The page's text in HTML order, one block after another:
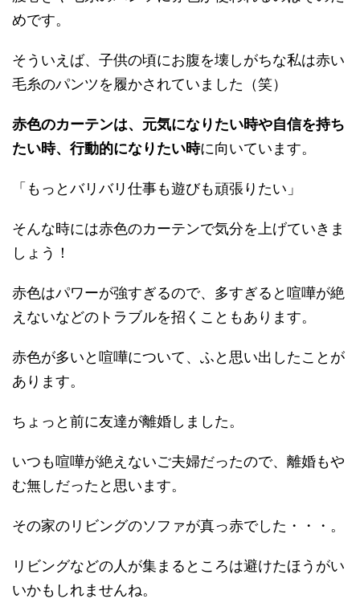
めです。
そういえば、子供の頃にお腹を壊しがちな私は赤い
毛糸のパンツを履かされていました（笑）
赤色のカーテンは、元気になりたい時や自信を持ち
たい時、行動的になりたい時に向いています。
「もっとバリバリ仕事も遊びも頑張りたい」
そんな時には赤色のカーテンで気分を上げていきま
しょう！
赤色はパワーが強すぎるので、多すぎると喧嘩が絶
えないなどのトラブルを招くこともあります。
赤色が多いと喧嘩について、ふと思い出したことが
あります。
ちょっと前に友達が離婚しました。
いつも喧嘩が絶えないご夫婦だったので、離婚もや
む無しだったと思います。
その家のリビングのソファが真っ赤でした・・・。
リビングなどの人が集まるところは避けたほうがい
いかもしれませんね。